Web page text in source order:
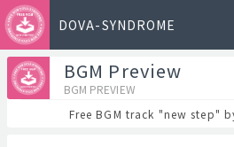
DOVA-SYNDROME
BGM Preview
BGM PREVIEW
Free BGM track "new step"